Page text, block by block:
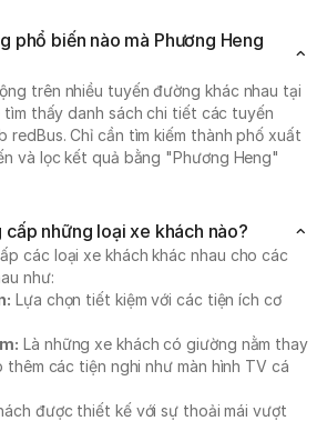
phổ biến nào mà Phương Heng
trên nhiều tuyến đường khác nhau tại
tìm thấy danh sách chi tiết các tuyến
redBus. Chỉ cần tìm kiếm thành phố xuất
và lọc kết quả bằng "Phương Heng"
cấp những loại xe khách nào?
các loại xe khách khác nhau cho các
như:
Lựa chọn tiết kiệm với các tiện ích cơ
Là những xe khách có giường nằm thay
các tiện nghi như màn hình TV cá
được thiết kế với sự thoải mái vượt